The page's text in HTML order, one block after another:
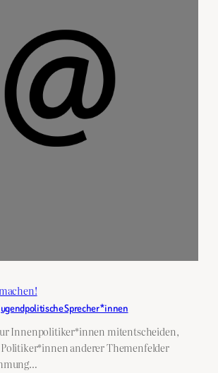
Sprecher*innen
Innenpolitiker*innen mitentscheiden,
anderer Themenfelder